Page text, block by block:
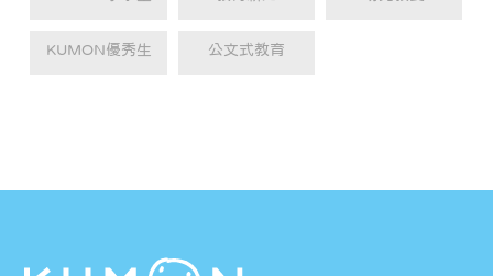
KUMON優秀生 公文式教育